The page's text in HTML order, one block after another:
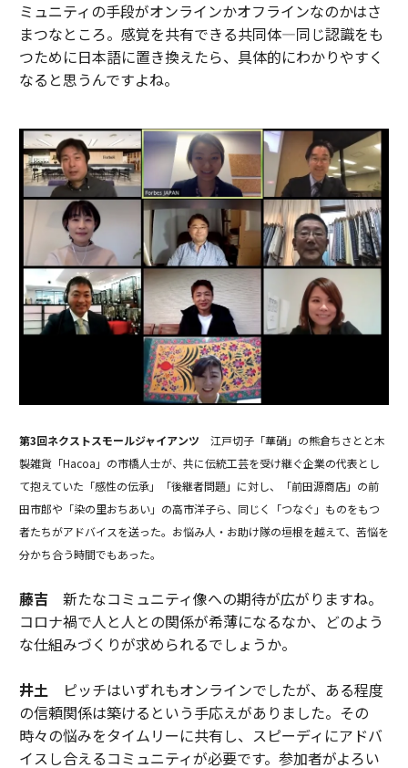
ミュニティの手段がオンラインかオフラインなのかはさ
まつなところ。感覚を共有できる共同体―同じ認識をも
つために日本語に置き換えたら、具体的にわかりやすく
なると思うんですよね。
第3回ネクストスモールジャイアンツ 江戸切子「華硝」の熊倉ちさとと木
製雑貨「Hacoa」の市橋人士が、共に伝統工芸を受け継ぐ企業の代表とし
て抱えていた「感性の伝承」「後継者問題」に対し、「前田源商店」の前
田市郎や「染の里おちあい」の高市洋子ら、同じく「つなぐ」ものをもつ
者たちがアドバイスを送った。お悩み人・お助け隊の垣根を越えて、苦悩を
分かち合う時間でもあった。
藤吉新たなコミュニティ像への期待が広がりますね。
コロナ禍で人と人との関係が希薄になるなか、どのよう
な仕組みづくりが求められるでしょうか。
井土ピッチはいずれもオンラインでしたが、ある程度
の信頼関係は築けるという手応えがありました。その
時々の悩みをタイムリーに共有し、スピーディにアドバ
イスし合えるコミュニティが必要です。参加者がよろい